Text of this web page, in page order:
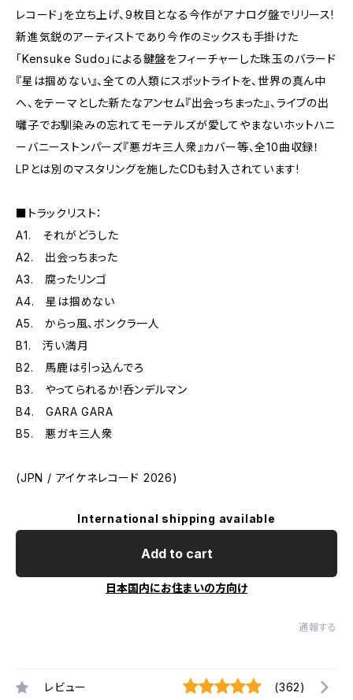
レコード」を立ち上げ、9枚目となる今作がアナログ盤でリリース!
新進気鋭のアーティストであり今作のミックスも手掛けた
「Kensuke Sudo」による鍵盤をフィーチャーした珠玉のバラード
『星は掴めない』、全ての人類にスポットライトを、世界の真ん中
へ、をテーマとした新たなアンセム『出会っちまった』、ライブの出
囃子でお馴染みの忘れてモーテルズが愛してやまないホットハニ
ーバニーストンパーズ『悪ガキ三人衆』カバー等、全10曲収録！
LPとは別のマスタリングを施したCDも封入されています!
■トラックリスト：
A1. それがどうした
A2. 出会っちまった
A3. 腐ったリンゴ
A4. 星は掴めない
A5. からっ風、ボンクラ一人
B1. 汚い満月
B2. 馬鹿は引っ込んでろ
B3. やってられるか!呑ンデルマン
B4. GARA GARA
B5. 悪ガキ三人衆
(JPN / アイケネレコード 2026)
International shipping available
Add to cart
日本国内にお住まいの方向け
通報する
レビュー (362)